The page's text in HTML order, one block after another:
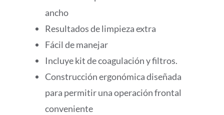
ancho
Resultados de limpieza extra
Fácil de manejar
Incluye kit de coagulación y filtros.
Construcción ergonómica diseñada
para permitir una operación frontal
conveniente